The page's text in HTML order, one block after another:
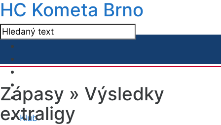
HC Kometa Brno
Klub
Zápasy » Výsledky
extraligy